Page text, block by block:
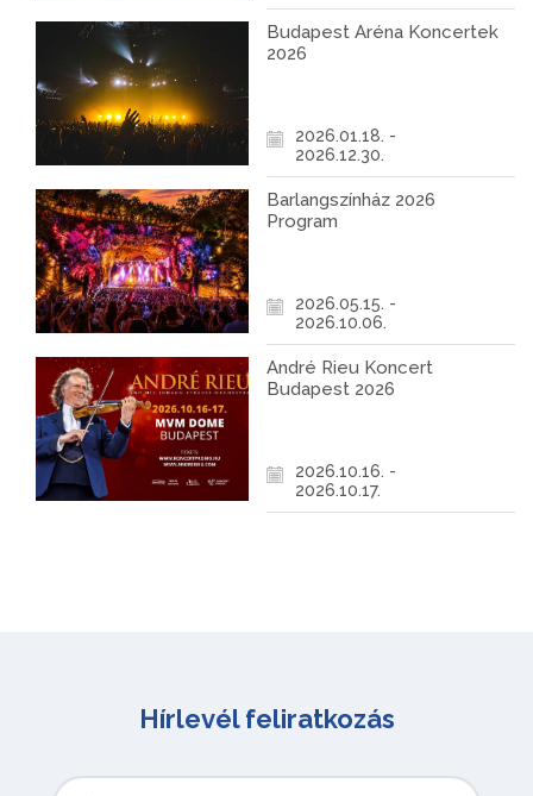
Budapest Aréna Koncertek
2026
2026.01.18. -
2026.12.30.
Barlangszínház 2026
Program
2026.05.15. -
2026.10.06.
André Rieu Koncert
Budapest 2026
2026.10.16. -
2026.10.17.
Hírlevél feliratkozás